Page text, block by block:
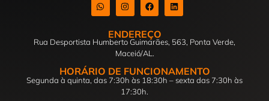
ENDEREÇO
Rua Desportista Humberto Guimarães, 563, Ponta Verde,
Maceió/AL.
HORÁRIO DE FUNCIONAMENTO
Segunda à quinta, das 7:30h às 18:30h – sexta das 7:30h às
17:30h.